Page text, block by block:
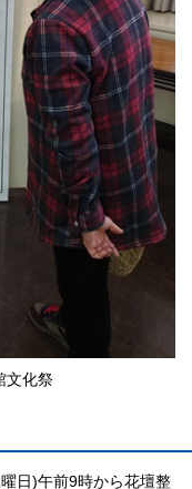
文化祭
日)午前9時から花壇整